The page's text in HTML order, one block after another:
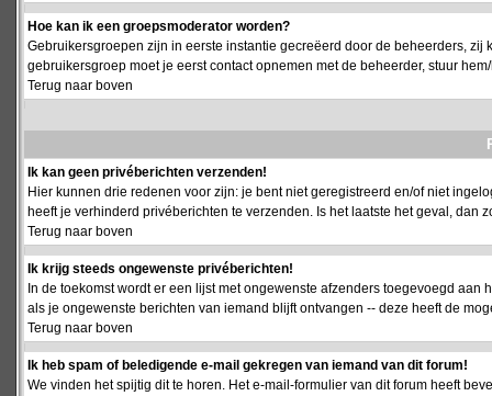
Hoe kan ik een groepsmoderator worden?
Gebruikersgroepen zijn in eerste instantie gecreëerd door de beheerders,
gebruikersgroep moet je eerst contact opnemen met de beheerder, stuur
Terug naar boven
Ik kan geen privéberichten verzenden!
Hier kunnen drie redenen voor zijn: je bent niet geregistreerd en/of niet
heeft je verhinderd privéberichten te verzenden. Is het laatste het geval, dan
Terug naar boven
Ik krijg steeds ongewenste privéberichten!
In de toekomst wordt er een lijst met ongewenste afzenders toegevoegd
als je ongewenste berichten van iemand blijft ontvangen -- deze heeft de
Terug naar boven
Ik heb spam of beledigende e-mail gekregen van iemand van dit forum!
We vinden het spijtig dit te horen. Het e-mail-formulier van dit forum heeft